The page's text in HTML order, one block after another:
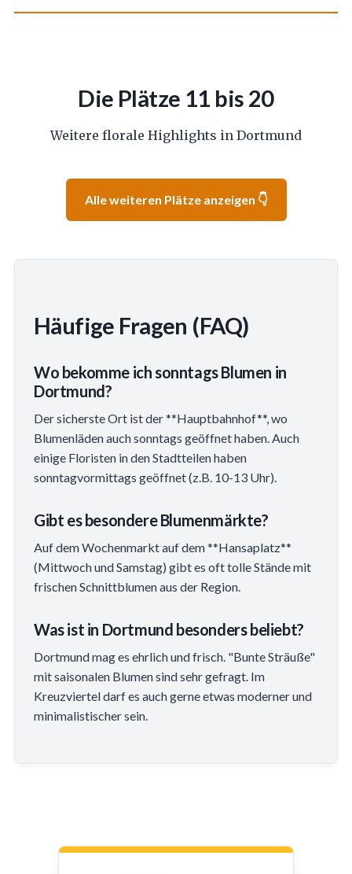
Die Plätze 11 bis 20
Weitere florale Highlights in Dortmund
Alle weiteren Plätze anzeigen 👇
Häufige Fragen (FAQ)
Wo bekomme ich sonntags Blumen in
Dortmund?
Der sicherste Ort ist der **Hauptbahnhof**, wo
Blumenläden auch sonntags geöffnet haben. Auch
einige Floristen in den Stadtteilen haben
sonntagvormittags geöffnet (z.B. 10-13 Uhr).
Gibt es besondere Blumenmärkte?
Auf dem Wochenmarkt auf dem **Hansaplatz**
(Mittwoch und Samstag) gibt es oft tolle Stände mit
frischen Schnittblumen aus der Region.
Was ist in Dortmund besonders beliebt?
Dortmund mag es ehrlich und frisch. "Bunte Sträuße"
mit saisonalen Blumen sind sehr gefragt. Im
Kreuzviertel darf es auch gerne etwas moderner und
minimalistischer sein.